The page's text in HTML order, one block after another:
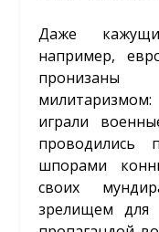
Даже
например,
играли
проводились
шпорами
своих
зрелищем для